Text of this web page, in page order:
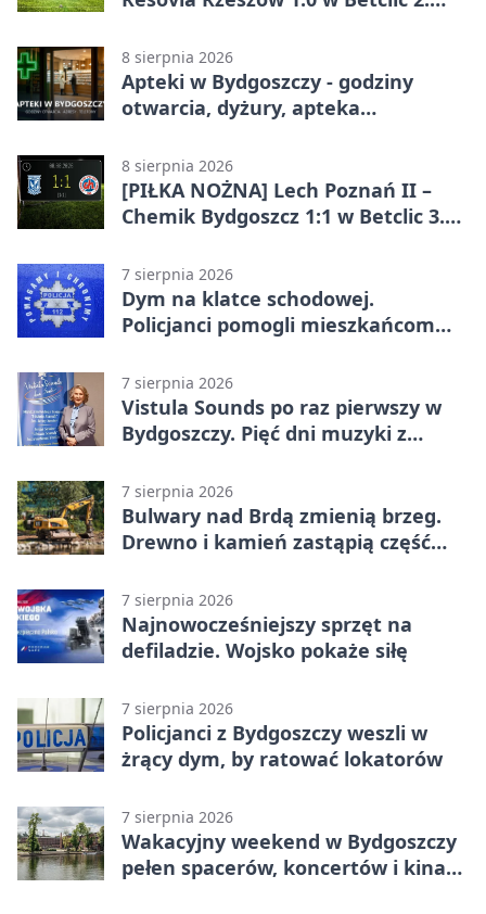
8 sierpnia 2026
Apteki w Bydgoszczy - godziny
otwarcia, dyżury, apteka
8 sierpnia 2026
[PIŁKA NOŻNA] Lech Poznań II –
Chemik Bydgoszcz 1:1 w Betclic 3.
Bydgoszczanie wywieźli punkt z
Wronek
7 sierpnia 2026
Dym na klatce schodowej.
Policjanci pomogli mieszkańcom
7 sierpnia 2026
Vistula Sounds po raz pierwszy w
Bydgoszczy. Pięć dni muzyki z
7 sierpnia 2026
Bulwary nad Brdą zmienią brzeg.
Drewno i kamień zastąpią część
7 sierpnia 2026
Najnowocześniejszy sprzęt na
defiladzie. Wojsko pokaże siłę
7 sierpnia 2026
Policjanci z Bydgoszczy weszli w
żrący dym, by ratować lokatorów
7 sierpnia 2026
Wakacyjny weekend w Bydgoszczy
pełen spacerów, koncertów i kina